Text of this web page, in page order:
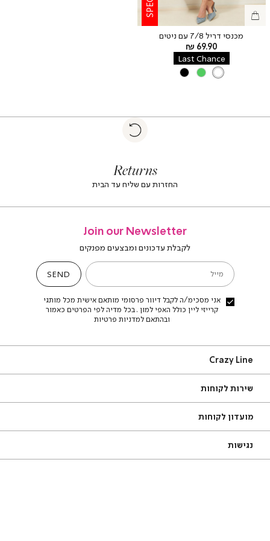
מכנסי דריל 7/8 עם ניטים
מחיר
מוצר
69.90 ₪
Last Chance
צבע
WHITE
WHITE
GREEN
BLACK
returns
banner
(4)
Returns
החזרות עם שליח עד הבית
Crazy Line
סניפים
צור קשר
לקוחותשירות לקוחות
מדריך מידות
Join our Newsletter
לקבלת עדכונים ומבצעים מפנקים
מייל
אני מסכימ/ה לקבל דיוור פרסומי מותאם אישית מכל מותגי
קרייזי ליין כולל האפי למון . בכל מדיה לפי הפרטים כאמור
ובהתאם למדניות פרטיות
SEND
מועדון לקוחות
נגישות